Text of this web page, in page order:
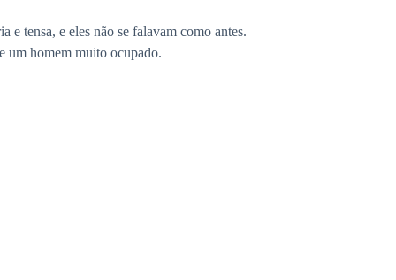
e tensa, e eles não se falavam como antes.
um homem muito ocupado.
seus pais sozinho, deixando-a de lado. Myriam
o resto da conversa entre seus sogros e seu